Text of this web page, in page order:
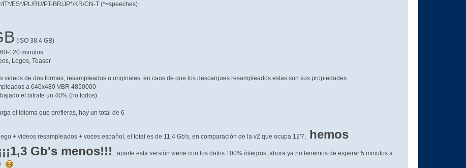
IT*/ES*/PL/RU/PT-BR/JP*/KR/CN-T (*=speeches)
(iSO 38.4 GB)
120 minutos
Logos, Teaser
videos de dos formas, resampleados u originales, en caos de que los descargues resampleados estas son sus propiedades
a 640x480 VBR 4850000
el bitrate un 40% (no todos)
el idioma que prefieras, hay un total de 6
+ videos resampleados + voces español, el total es de 11,4 Gb's, en comparación de la v2 que ocupa 12'7, hemos
Gb's menos!!! , aparte esta versión viene con los datos 100% íntegros, ahora ya no tenemos de esperar 5 minutos a